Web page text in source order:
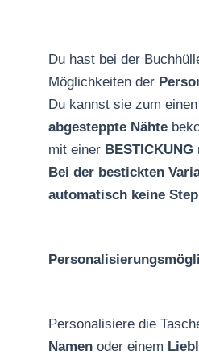
Du hast bei der
Möglichkeiten der
Du kannst sie zum einen
abgesteppte Nähte
mit einer BESTICKUNG
Bei der bestickten
automatisch keine
Personalisiere die
Namen oder einem